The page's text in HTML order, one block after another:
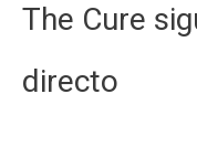
The Cure
directo